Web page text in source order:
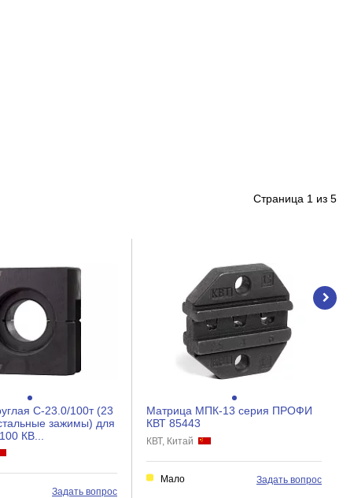
Страница 1 из 5
С-23.0/100т (23
зажимы) для
КВ...
Задать вопрос
Матрица МПК-13 серия ПРОФИ
КВТ 85443
КВТ, Китай
Мало Задать вопрос